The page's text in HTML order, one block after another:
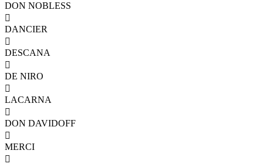
DON NOBLESS

DANCIER

DESCANA

DE NIRO

LACARNA

DON DAVIDOFF

MERCI
